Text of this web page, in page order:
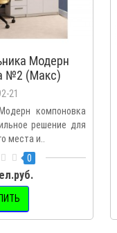
Модерн
№2 (Макс)
21
компоновка
решение для
места и..
0